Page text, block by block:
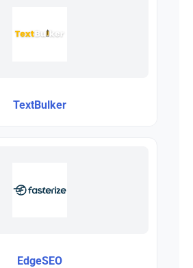
TextBulker
EdgeSEO